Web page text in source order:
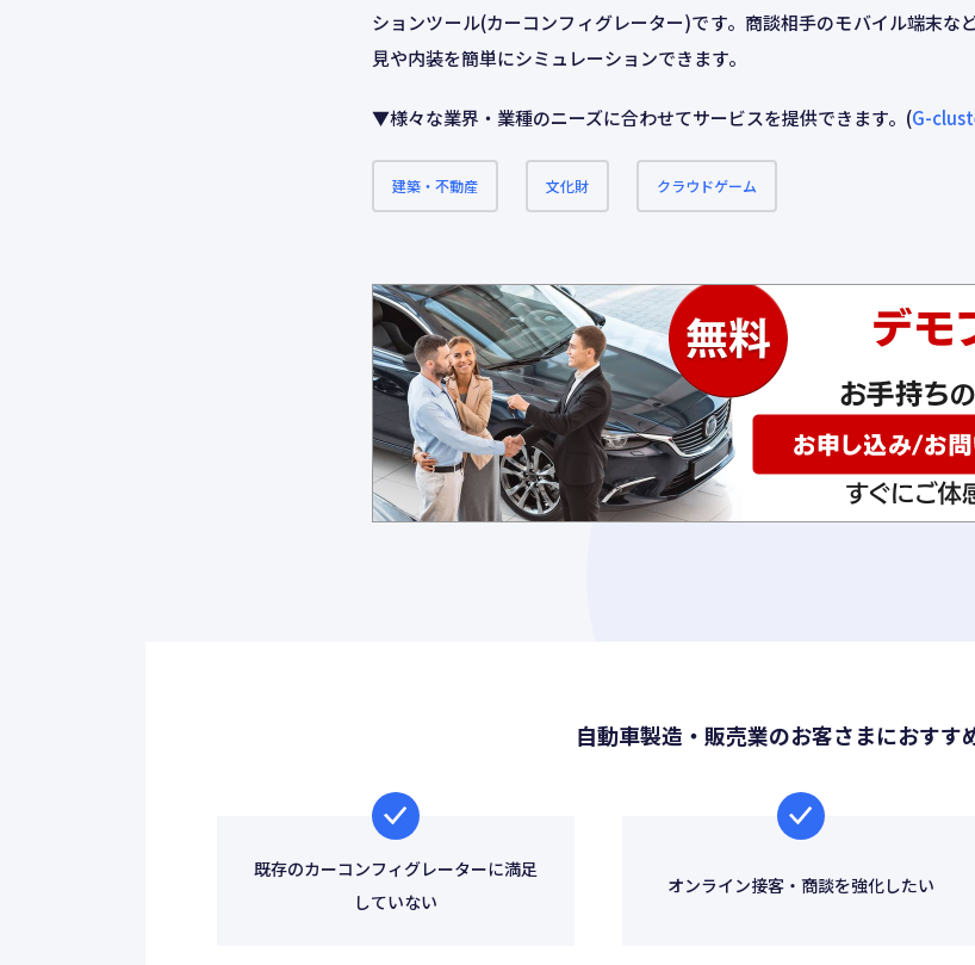
CMオンライン デジタルシネマ
ションツール(カーコンフィグレーター)です。商談相手のモバイル端末な
見や内装を簡単にシミュレーションできます。
▼様々な業界・業種のニーズに合わせてサービスを提供できます。(G-
建築・不動産 文化財 クラウドゲーム
自動車製造・販売業のお客さまにおすす
既存のカーコンフィグレーターに満足
していない
オンライン接客・商談を強化したい